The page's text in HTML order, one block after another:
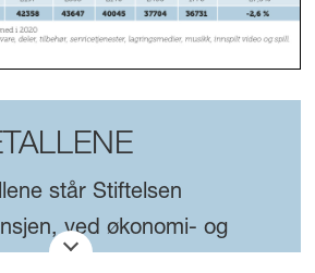
står Stiftelsen
ved økonomi- og